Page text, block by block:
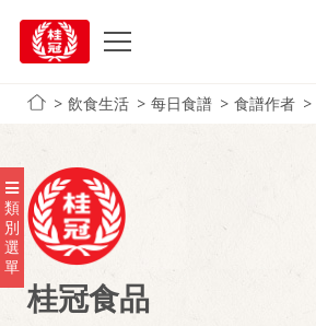
飲食生活 每日食譜 食譜作者
類
別
選
單
桂冠食品